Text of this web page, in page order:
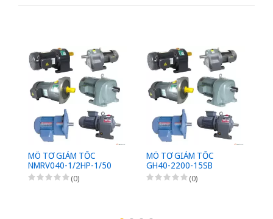
MÔ TƠ GIẢM TỐC
NMRV040-1/2HP-1/50
(0)
MÔ TƠ GIẢM TỐC
GH40-2200-15SB
(0)